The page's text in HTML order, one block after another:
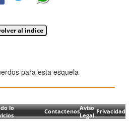
para esta esquela
lo
ContactenosAviso
Legal
Privacidad